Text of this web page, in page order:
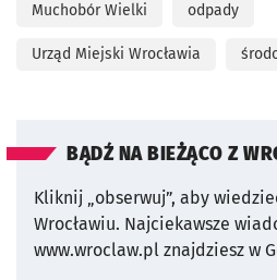
Muchobór Wielki odpady
Urząd Miejski Wrocławia
BĄDŹ NA BIEŻĄCO Z
Kliknij „obserwuj”, aby
Wrocławiu. Najciekawsze
www.wroclaw.pl znajdziesz w